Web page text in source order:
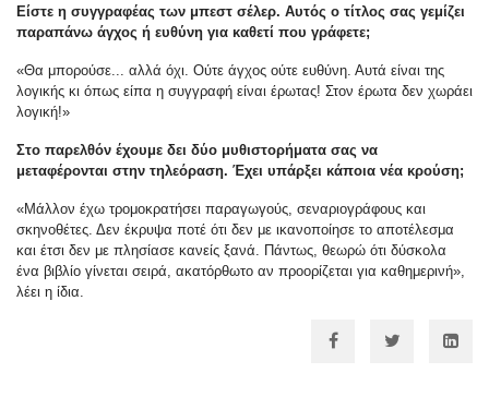
Είστε η συγγραφέας των μπεστ σέλερ. Αυτός ο τίτλος σας γεμίζει
παραπάνω άγχος ή ευθύνη για καθετί που γράφετε;
«Θα μπορούσε... αλλά όχι. Ούτε άγχος ούτε ευθύνη. Αυτά είναι της
λογικής κι όπως είπα η συγγραφή είναι έρωτας! Στον έρωτα δεν χωράει
λογική!»
Στο παρελθόν έχουμε δει δύο μυθιστορήματα σας να
μεταφέρονται στην τηλεόραση. Έχει υπάρξει κάποια νέα κρούση;
«Μάλλον έχω τρομοκρατήσει παραγωγούς, σεναριογράφους και
σκηνοθέτες. Δεν έκρυψα ποτέ ότι δεν με ικανοποίησε το αποτέλεσμα
και έτσι δεν με πλησίασε κανείς ξανά. Πάντως, θεωρώ ότι δύσκολα
ένα βιβλίο γίνεται σειρά, ακατόρθωτο αν προορίζεται για καθημερινή»,
λέει η ίδια.